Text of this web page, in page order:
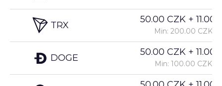
TRX
DOGE
50.00 CZK +
Min: 200.00 CZK
50.00 CZK +
Min: 100.00 CZK